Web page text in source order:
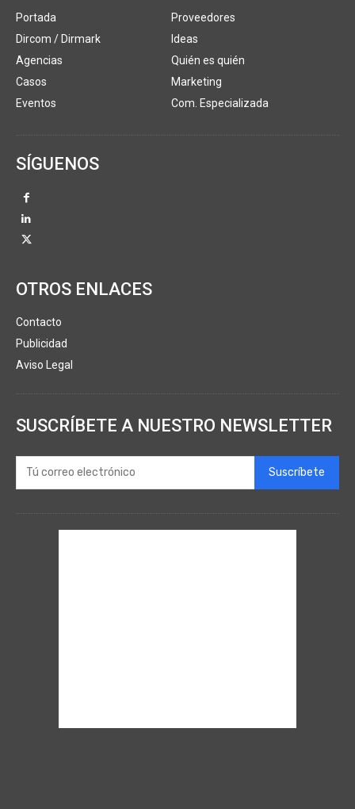
Portada
Dircom / Dirmark
Agencias
Casos
Eventos
Proveedores
Ideas
Quién es quién
Marketing
Com. Especializada
SÍGUENOS
OTROS ENLACES
Contacto
Publicidad
Aviso Legal
SUSCRÍBETE A NUESTRO NEWSLETTER
Suscríbete